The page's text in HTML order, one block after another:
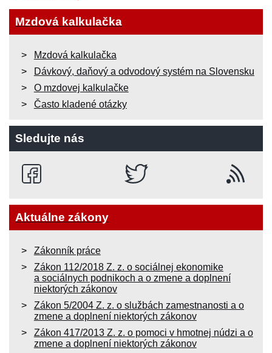
Mzdová kalkulačka
Mzdová kalkulačka
Dávkový, daňový a odvodový systém na Slovensku
O mzdovej kalkulačke
Často kladené otázky
Sledujte nás
Aktuálne zákony
Zákonník práce
Zákon 112/2018 Z. z. o sociálnej ekonomike
a sociálnych podnikoch a o zmene a doplnení
niektorých zákonov
Zákon 5/2004 Z. z. o službách zamestnanosti a o
zmene a doplnení niektorých zákonov
Zákon 417/2013 Z. z. o pomoci v hmotnej núdzi a o
zmene a doplnení niektorých zákonov